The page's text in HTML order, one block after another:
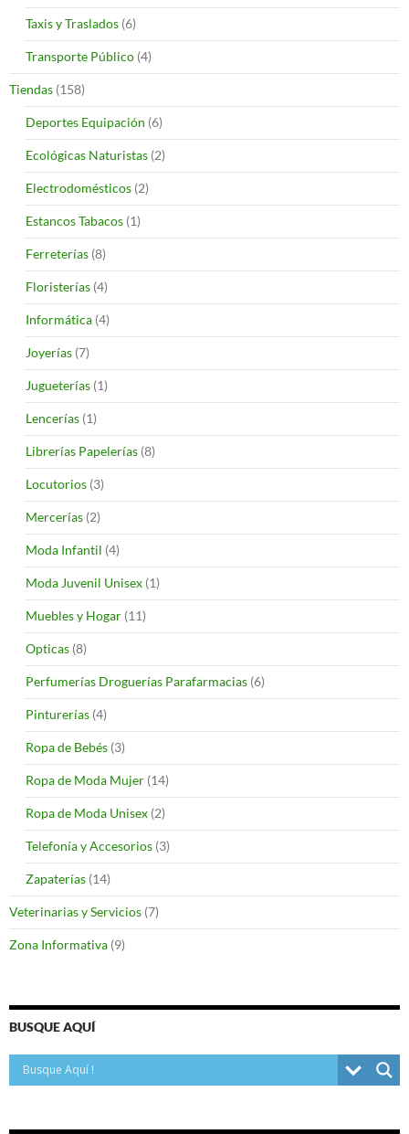
Taxis y Traslados (6)
Transporte Público (4)
Tiendas (158)
Deportes Equipación (6)
Ecológicas Naturistas (2)
Electrodomésticos (2)
Estancos Tabacos (1)
Ferreterías (8)
Floristerías (4)
Informática (4)
Joyerías (7)
Jugueterías (1)
Lencerías (1)
Librerías Papelerías (8)
Locutorios (3)
Mercerías (2)
Moda Infantil (4)
Moda Juvenil Unisex (1)
Muebles y Hogar (11)
Opticas (8)
Perfumerías Droguerías Parafarmacias (6)
Pinturerías (4)
Ropa de Bebés (3)
Ropa de Moda Mujer (14)
Ropa de Moda Unisex (2)
Telefonía y Accesorios (3)
Zapaterías (14)
Veterinarias y Servicios (7)
Zona Informativa (9)
BUSQUE AQUÍ